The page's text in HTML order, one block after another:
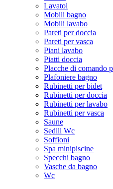
Lavatoi
Mobili bagno
Mobili lavabo
Pareti per doccia
Pareti per vasca
Piani lavabo
Piatti doccia
Placche di comando
Plafoniere bagno
Rubinetti per bidet
Rubinetti per doccia
Rubinetti per lavabo
Rubinetti per vasca
Saune
Sedili Wc
Soffioni
Spa minipiscine
Specchi bagno
Vasche da bagno
Wc